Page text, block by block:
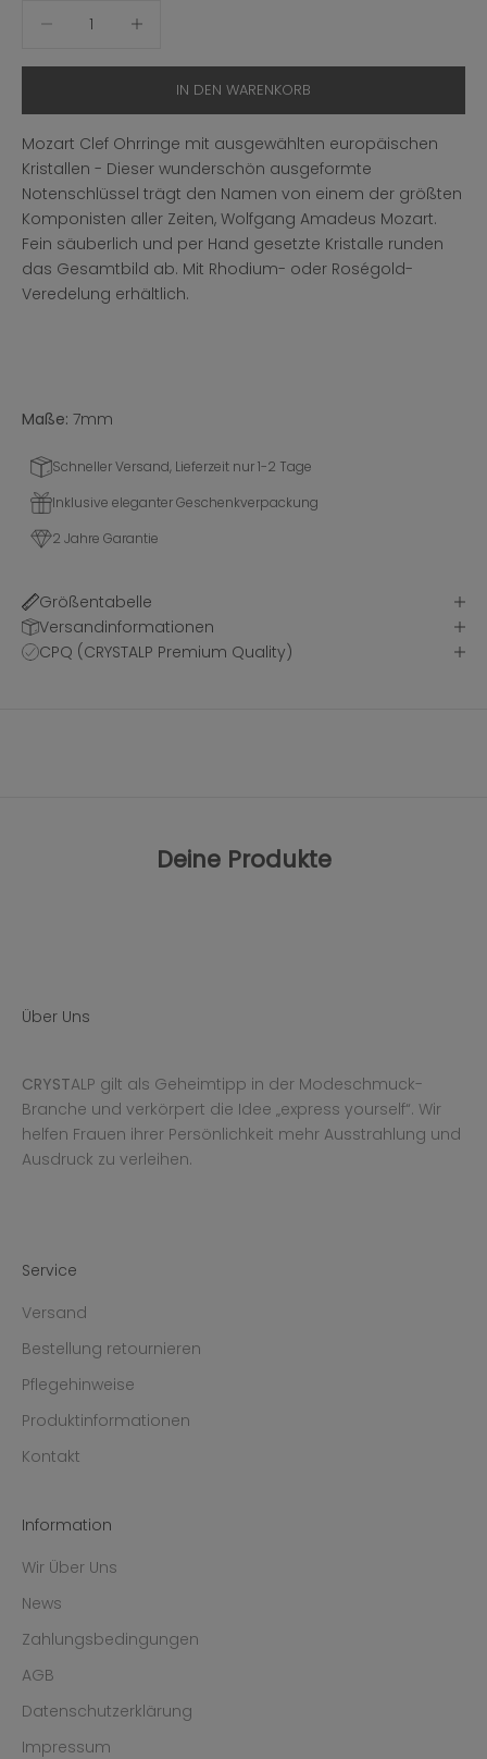
IN DEN WARENKORB
Mozart Clef Ohrringe mit ausgewählten europäischen
Kristallen - Dieser wunderschön ausgeformte
Notenschlüssel trägt den Namen von einem der größten
Komponisten aller Zeiten, Wolfgang Amadeus Mozart.
Fein säuberlich und per Hand gesetzte Kristalle runden
das Gesamtbild ab. Mit Rhodium- oder Roségold-
Veredelung erhältlich.
Maße: 7mm
Schneller Versand, Lieferzeit nur 1-2 Tage
Inklusive eleganter Geschenkverpackung
2 Jahre Garantie
Größentabelle
Versandinformationen
CPQ (CRYSTALP Premium Quality)
Deine Produkte
Über Uns
CRYSTALP gilt als Geheimtipp in der Modeschmuck-
Branche und verkörpert die Idee „express yourself“. Wir
helfen Frauen ihrer Persönlichkeit mehr Ausstrahlung und
Ausdruck zu verleihen.
Service
Versand
Bestellung retournieren
Pflegehinweise
Produktinformationen
Kontakt
Information
Wir Über Uns
News
Zahlungsbedingungen
AGB
Datenschutzerklärung
Impressum